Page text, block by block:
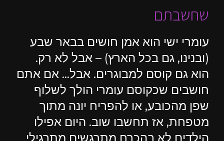
שחשבתם
עומרי ישי הוא אמן חושים בבאר שבע
(ובנינו, גם בכל הארץ) – אבל לא רק.
הוא גם קוסם למבוגרים. אבל… אם אתם
חושבים שכקוסם עומרי הולך לשלוף
שפן מהכובע, או להפריח יונה מתוך
מטפחת, אז תחשבו שוב. היום אפילו
הילדים לא בהכרח מתרגשים מתרגילי